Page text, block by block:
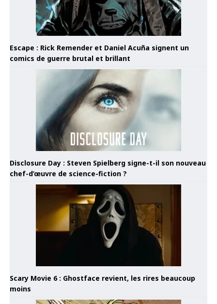
Escape : Rick Remender et Daniel Acuña signent un
comics de guerre brutal et brillant
Disclosure Day : Steven Spielberg signe-t-il son nouveau
chef-d’œuvre de science-fiction ?
Scary Movie 6 : Ghostface revient, les rires beaucoup
moins